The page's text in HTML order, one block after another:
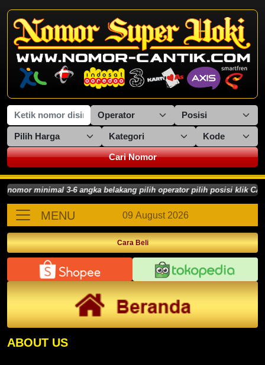
Cari Nomor
minimal 3-6 angka belakang pilih operator pilih posisi klik
MENU 09 August 2026
Cara Beli
ABOUT US